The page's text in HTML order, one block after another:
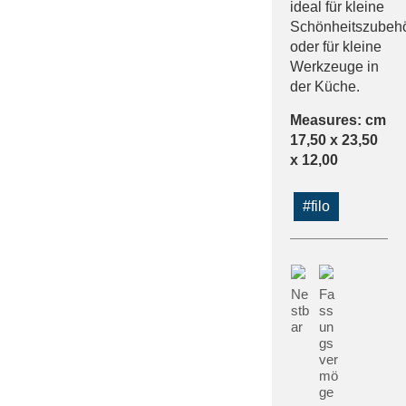
ideal für kleine
oder für kleine
Werkzeuge in
der Küche.
Measures: cm
17,50 x 23,50
x 12,00
#filo
Ne
stb
ar
Fa
ss
un
gs
ver
mö
ge